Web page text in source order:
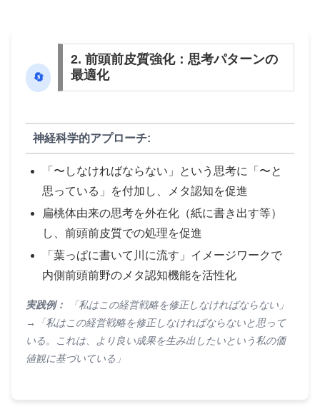
🔄
2. 前頭前皮質強化：思考パターンの
最適化
神経科学的アプローチ:
「〜しなければならない」という思考に「〜と
思っている」を付加し、メタ認知を促進
扁桃体由来の思考を外在化（紙に書き出す等）
し、前頭前皮質での処理を促進
「葉っぱに書いて川に流す」イメージワークで
内側前頭前野のメタ認知機能を活性化
実践例：
「私はこの経営戦略を修正しなければならない」
→「私はこの経営戦略を修正しなければならないと思って
いる。これは、より良い成果を生み出したいという私の価
値観に基づいている」